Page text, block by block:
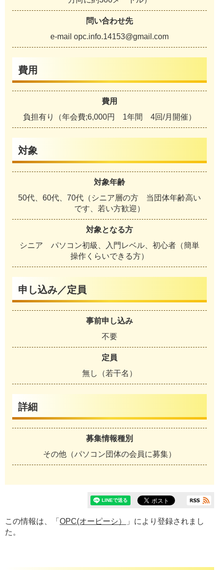
問い合わせ先
e-mail opc.info.14153@gmail.com
費用
費用
負担有り（年会費;6,000円 1年間 4回/月開催）
対象
対象年齢
50代、60代、70代（シニア層の方 当団体年齢高い
です、若い方歓迎）
対象となる方
シニア パソコン初級、入門レベル、初心者（簡単
操作くらいできる方）
申し込み／定員
事前申し込み
不要
定員
無し（若干名）
詳細
募集情報種別
その他（パソコン団体の会員に募集）
この情報は、「 OPC(オーピーシ）
」により登録されまし
た。